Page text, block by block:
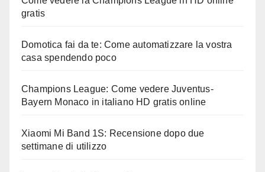
gratis
Domotica fai da te: Come automatizzare la vostra
casa spendendo poco
Champions League: Come vedere Juventus-
Bayern Monaco in italiano HD gratis online
Xiaomi Mi Band 1S: Recensione dopo due
settimane di utilizzo